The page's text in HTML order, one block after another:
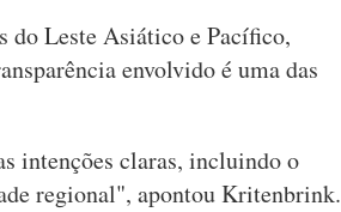
do Leste Asiático e Pacífico,
envolvido é uma das
intenções claras, incluindo o
regional", apontou Kritenbrink.